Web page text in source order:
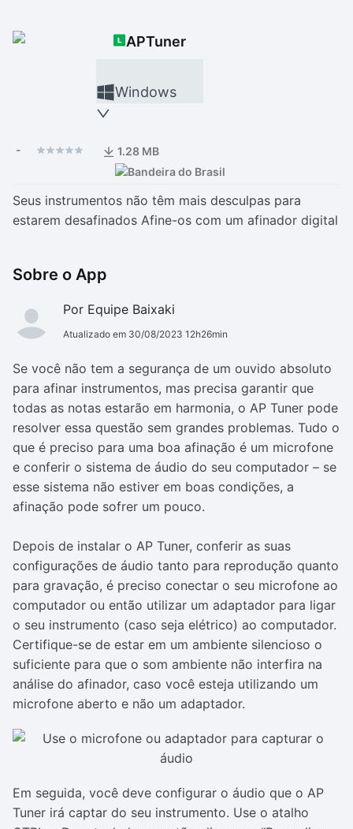
APTuner
Windows
- 1.28 MB
Seus instrumentos não têm mais desculpas para
estarem desafinados Afine-os com um afinador digital
Sobre o App
Por Equipe Baixaki
Atualizado em 30/08/2023 12h26min
Se você não tem a segurança de um ouvido absoluto
para afinar instrumentos, mas precisa garantir que
todas as notas estarão em harmonia, o AP Tuner pode
resolver essa questão sem grandes problemas. Tudo o
que é preciso para uma boa afinação é um microfone
e conferir o sistema de áudio do seu computador – se
esse sistema não estiver em boas condições, a
afinação pode sofrer um pouco.
Depois de instalar o AP Tuner, conferir as suas
configurações de áudio tanto para reprodução quanto
para gravação, é preciso conectar o seu microfone ao
computador ou então utilizar um adaptador para ligar
o seu instrumento (caso seja elétrico) ao computador.
Certifique-se de estar em um ambiente silencioso o
suficiente para que o som ambiente não interfira na
análise do afinador, caso você esteja utilizando um
microfone aberto e não um adaptador.
Em seguida, você deve configurar o áudio que o AP
Tuner irá captar do seu instrumento. Use o atalho